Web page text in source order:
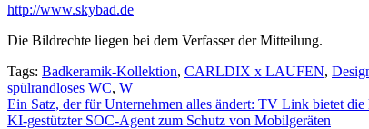
http://www.skybad.de
Die Bildrechte liegen bei dem Verfasser der Mitteilung.
Tags: Badkeramik-Kollektion, CARLDIX x LAUFEN,
spülrandloses WC, W
Beitragsnavigation
Ein Satz, der für Unternehmen alles ändert: TV Link bietet die
KI-gestützter SOC-Agent zum Schutz von Mobilgeräten